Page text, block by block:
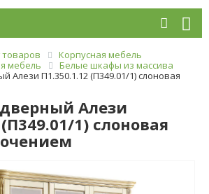
товаров
Корпусная мебель
мебель
Белые шкафы из массива
Алези П1.350.1.12 (П349.01/1) слоновая
Алези
1) слоновая